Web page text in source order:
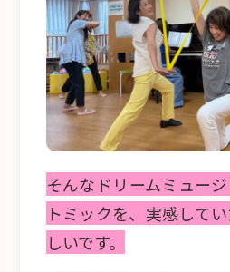
そんなドリームミュー
トミックを、実感して
しいです。